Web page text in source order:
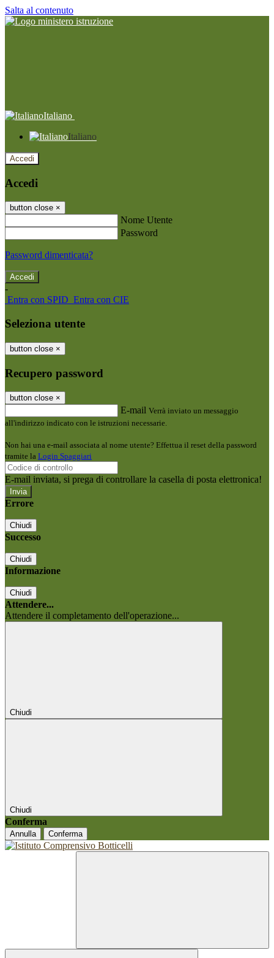
Salta al contenuto
Italiano
Italiano
Accedi
Accedi
button close ×
Nome Utente
Password
Password dimenticata?
-
Entra con SPID Entra con CIE
Seleziona utente
button close ×
Recupero password
button close ×
E-mail Verrà inviato un messaggio
all'indirizzo indicato con le istruzioni necessarie.
Non hai una e-mail associata al nome utente? Effettua il reset della password
tramite la Login Spaggiari
E-mail inviata, si prega di controllare la casella di posta elettronica!
Errore
Chiudi
Successo
Chiudi
Informazione
Chiudi
Attendere...
Attendere il completamento dell'operazione...
Chiudi
Chiudi
Conferma
Annulla Conferma